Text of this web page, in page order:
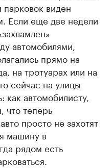
виден
Если еще две недели
автомобилями,
прямо на
на тротуарах или на
сейчас на улицы
как автомобилисту,
что теперь
просто не захотят
машину в
рядом есть